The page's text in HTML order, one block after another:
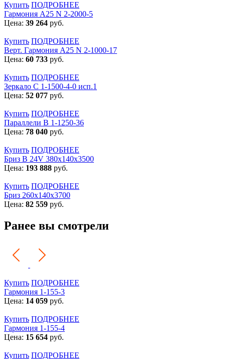
Купить ПОДРОБНЕЕ
Гармония А25 N 2-2000-5
Цена: 39 264 руб.
Купить ПОДРОБНЕЕ
Верт. Гармония А25 N 2-1000-17
Цена: 60 733 руб.
Купить ПОДРОБНЕЕ
Зеркало С 1-1500-4-0 исп.1
Цена: 52 077 руб.
Купить ПОДРОБНЕЕ
Параллели В 1-1250-36
Цена: 78 040 руб.
Купить ПОДРОБНЕЕ
Бриз В 24V 380x140x3500
Цена: 193 888 руб.
Купить ПОДРОБНЕЕ
Бриз 260х140х3700
Цена: 82 559 руб.
Ранее вы смотрели
Купить ПОДРОБНЕЕ
Гармония 1-155-3
Цена: 14 059 руб.
Купить ПОДРОБНЕЕ
Гармония 1-155-4
Цена: 15 654 руб.
Купить ПОДРОБНЕЕ